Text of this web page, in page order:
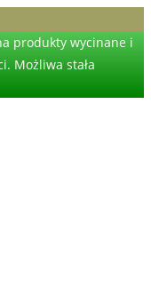
produkty wycinane i
Możliwa stała